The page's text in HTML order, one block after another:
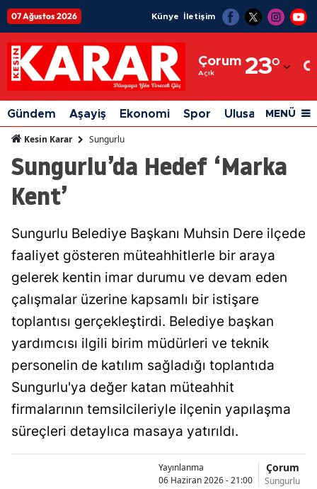
07 Ağustos 2026 Künye İletişim
Çorum
Açık 23°
Adıyaman
Afyonkarahisar
Ağrı
Amasya
Aydın
Balıkesir
Bingöl
Bitlis
Bolu
Bursa
Gündem Aşayiş Ekonomi Spor Ulusal Siyaset
MENÜ
Kesin Karar Sungurlu
Sungurlu’da Hedef ‘Marka
Kent’
Sungurlu Belediye Başkanı Muhsin Dere ilçede
faaliyet gösteren müteahhitlerle bir araya
gelerek kentin imar durumu ve devam eden
çalışmalar üzerine kapsamlı bir istişare
toplantısı gerçekleştirdi. Belediye başkan
yardımcısı ilgili birim müdürleri ve teknik
personelin de katılım sağladığı toplantıda
Sungurlu'ya değer katan müteahhit
firmalarının temsilcileriyle ilçenin yapılaşma
süreçleri detaylıca masaya yatırıldı.
Yayınlanma
06 Haziran 2026 - 21:00
Çorum
Sungurlu